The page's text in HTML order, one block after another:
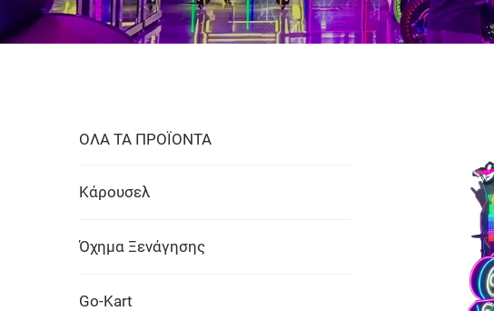
ΟΛΑ ΤΑ ΠΡΟΪΟΝΤΑ
Κάρουσελ
Όχημα Ξενάγησης
Go-Kart